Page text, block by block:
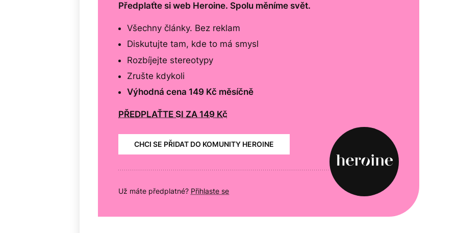
Předplaťte si web Heroine. Spolu měníme svět.
Všechny články. Bez reklam
Diskutujte tam, kde to má smysl
Rozbíjejte stereotypy
Zrušte kdykoli
Výhodná cena 149 Kč měsíčně
PŘEDPLAŤTE SI ZA 149 Kč
CHCI SE PŘIDAT DO KOMUNITY HEROINE
Už máte předplatné? Přihlaste se